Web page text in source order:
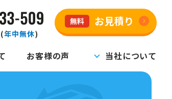
年中無休)
無料 お見積り
お客様の声 当社について